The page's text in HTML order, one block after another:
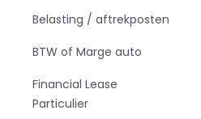
Belasting / aftrekposten
BTW of Marge auto
Financial Lease
Particulier